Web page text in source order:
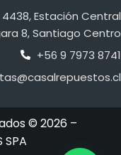
Estación Central
8, Santiago Centro
+56 9 7973 8741
© 2026 –
SPA